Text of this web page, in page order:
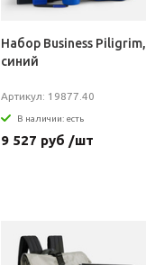
Набор Business Piligrim,
синий
Артикул: 19877.40
В наличии: есть
9 527 руб /шт